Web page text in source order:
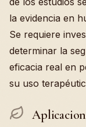
la evidencia en
Se requiere
determinar la
eficacia real en
su uso